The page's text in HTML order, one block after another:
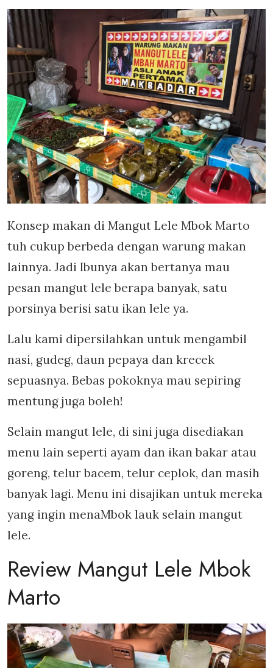
Konsep makan di Mangut Lele Mbok Marto
tuh cukup berbeda dengan warung makan
lainnya. Jadi Ibunya akan bertanya mau
pesan mangut lele berapa banyak, satu
porsinya berisi satu ikan lele ya.
Lalu kami dipersilahkan untuk mengambil
nasi, gudeg, daun pepaya dan krecek
sepuasnya. Bebas pokoknya mau sepiring
mentung juga boleh!
Selain mangut lele, di sini juga disediakan
menu lain seperti ayam dan ikan bakar atau
goreng, telur bacem, telur ceplok, dan masih
banyak lagi. Menu ini disajikan untuk mereka
yang ingin menaMbok lauk selain mangut
lele.
Review Mangut Lele Mbok
Marto